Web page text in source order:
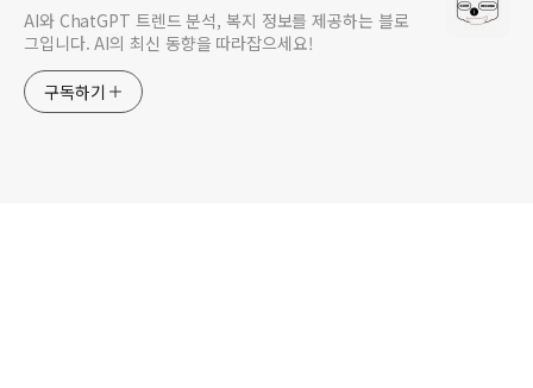
AI와 ChatGPT 트렌드 분석, 복지 정보를 제공하는 블로
그입니다. AI의 최신 동향을 따라잡으세요!
구독하기